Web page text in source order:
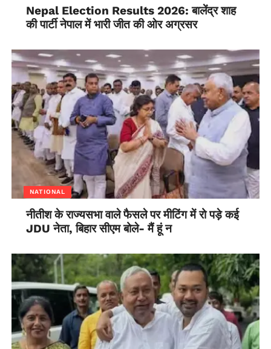
Nepal Election Results 2026: बालेंद्र शाह
की पार्टी नेपाल में भारी जीत की ओर अग्रसर
NATIONAL
नीतीश के राज्यसभा वाले फैसले पर मीटिंग में रो पड़े कई
JDU नेता, बिहार सीएम बोले- मैं हूं न